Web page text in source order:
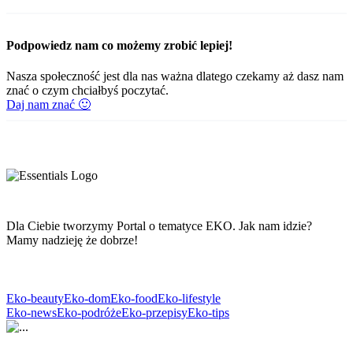
Podpowiedz nam co możemy zrobić lepiej!
Nasza społeczność jest dla nas ważna dlatego czekamy aż dasz nam
znać o czym chciałbyś poczytać.
Daj nam znać 🙂
Dla Ciebie tworzymy Portal o tematyce EKO. Jak nam idzie?
Mamy nadzieję że dobrze!
Eko-beautyEko-domEko-foodEko-lifestyle
Eko-newsEko-podróżeEko-przepisyEko-tips